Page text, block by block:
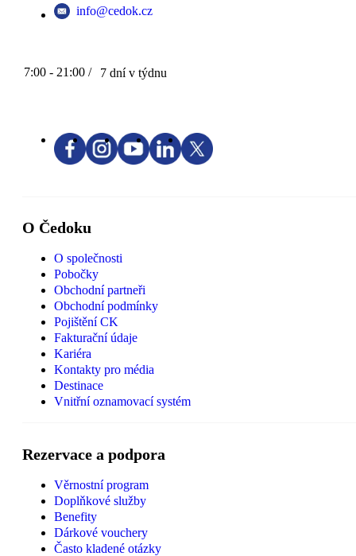
info@cedok.cz
7:00 - 21:00 / 7 dní v týdnu
O Čedoku
O společnosti
Pobočky
Obchodní partneři
Obchodní podmínky
Pojištění CK
Fakturační údaje
Kariéra
Kontakty pro média
Destinace
Vnitřní oznamovací systém
Rezervace a podpora
Věrnostní program
Doplňkové služby
Benefity
Dárkové vouchery
Často kladené otázky